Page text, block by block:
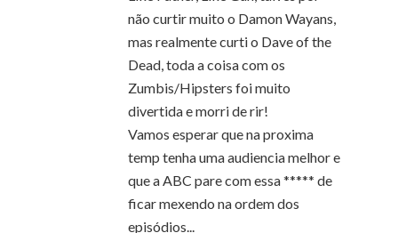
não curtir muito o Damon Wayans,
mas realmente curti o Dave of the
Dead, toda a coisa com os
Zumbis/Hipsters foi muito
divertida e morri de rir!
Vamos esperar que na proxima
temp tenha uma audiencia melhor e
que a ABC pare com essa ***** de
ficar mexendo na ordem dos
episódios...